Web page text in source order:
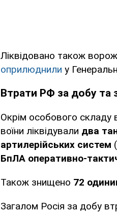
Ліквідовано також
оприлюднили у
Втрати РФ за добу та
Окрім особового складу
воїни ліквідували два
артилерійських систем
БпЛА оперативно-
Також знищено 72
Загалом Росія за добу